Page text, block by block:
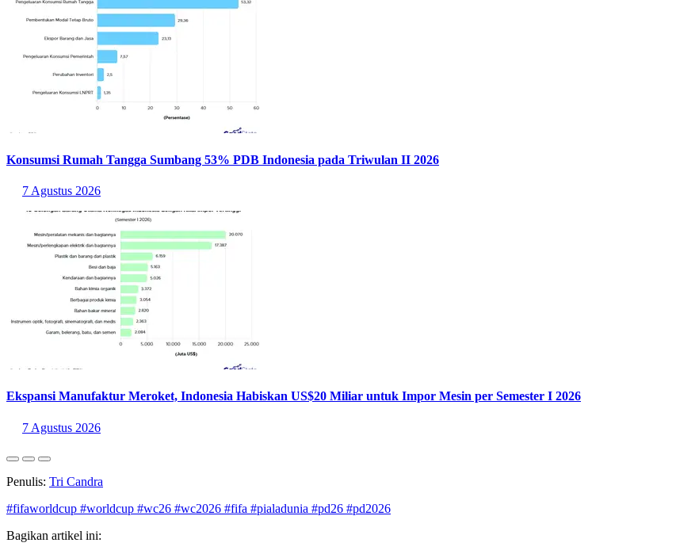
Konsumsi Rumah Tangga Sumbang 53% PDB Indonesia pada Triwulan II 2026
7 Agustus 2026
Ekspansi Manufaktur Meroket, Indonesia Habiskan US$20 Miliar untuk Impor Mesin per Semester I 2026
7 Agustus 2026
Penulis: Tri Candra
#fifaworldcup #worldcup #wc26 #wc2026 #fifa #pialadunia #pd26 #pd2026
Bagikan artikel ini: